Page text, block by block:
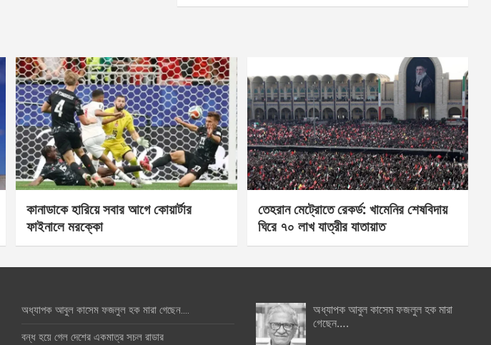
কানাডাকে হারিয়ে সবার আগে কোয়ার্টার
ফাইনালে মরক্কো
তেহরান মেট্রোতে রেকর্ড: খামেনির শেষবিদায়
ঘিরে ৭০ লাখ যাত্রীর যাতায়াত
অধ্যাপক আবুল কাসেম ফজলুল হক মারা গেছেন….
বন্ধ হয়ে গেল দেশের একমাত্র সচল রাডার
অধ্যাপক আবুল কাসেম ফজলুল হক মারা
গেছেন….